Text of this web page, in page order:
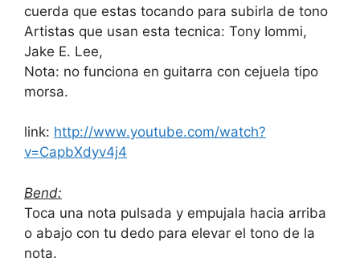
cuerda que estas tocando para subirla de tono
Artistas que usan esta tecnica: Tony Iommi,
Jake E. Lee,
Nota: no funciona en guitarra con cejuela tipo
morsa.
link: http://www.youtube.com/watch?
v=CapbXdyv4j4
Bend:
Toca una nota pulsada y empujala hacia arriba
o abajo con tu dedo para elevar el tono de la
nota.